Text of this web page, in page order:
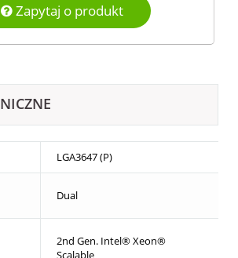
Zapytaj o produkt
LGA3647 (P)
Dual
2nd Gen. Intel® Xeon®
Scalable